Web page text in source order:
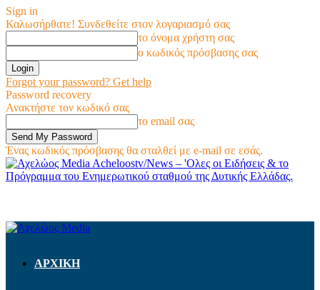
Sign in
Καλωσήρθατε! Συνδεθείτε στον λογαριασμό σας
το όνομα χρήστη σας
ο κωδικός πρόσβασης σας
Forgot your password? Get help
Password recovery
Ανακτήστε τον κωδικό σας
το email σας
Ένας κωδικός πρόσβασης θα σταλθεί με e-mail σε εσάς.
Acheloostv/News – 'Ολες οι Ειδήσεις & το
Πρόγραμμα του Ενημερωτικού σταθμού της Δυτικής Ελλάδας.
ΑΡΧΙΚΗ